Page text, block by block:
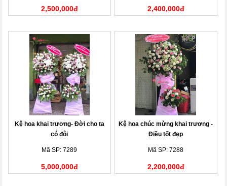
2,500,000đ 2,400,000đ
Kệ hoa khai trương- Đời cho ta
có đôi
Mã SP: 7289
5,000,000đ
Kệ hoa chúc mừng khai trương -
Điều tốt đẹp
Mã SP: 7288
2,200,000đ